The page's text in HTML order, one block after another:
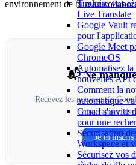
Traduire vos
Live Translate
Google Vault
pour
Google Meet
ChromeOS
Automatisez la
nouvelles API
Comment la
automatique
Gmail s'invite
pour une
Sécurisation
Workspace et
Sécurisez vos
📬 Ne
Recevez les nouveautés
directement
Je m'inscris